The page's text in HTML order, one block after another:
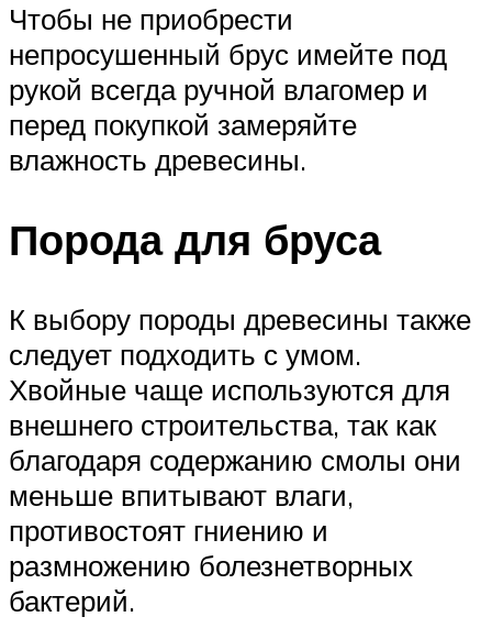
Чтобы не приобрести
непросушенный брус имейте под
рукой всегда ручной влагомер и
перед покупкой замеряйте
влажность древесины.
Порода для бруса
К выбору породы древесины также
следует подходить с умом.
Хвойные чаще используются для
внешнего строительства, так как
благодаря содержанию смолы они
меньше впитывают влаги,
противостоят гниению и
размножению болезнетворных
бактерий.